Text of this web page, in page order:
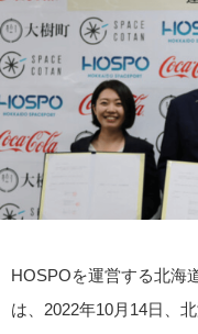
HOSPOを運営する北海
は、2022年10月14日、